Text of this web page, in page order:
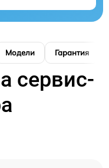
Модели Гарантия
сервис-